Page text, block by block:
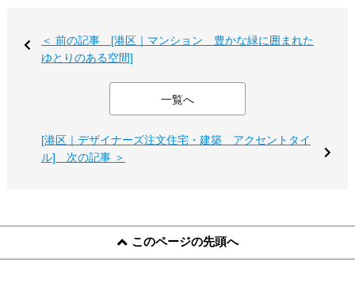
＜ 前の記事 [港区｜マンション 豊かな緑に囲まれた
ゆとりのある空間]
一覧へ
[港区｜デザイナーズ注文住宅・建築 アクセントタイ
ル] 次の記事 ＞
このページの先頭へ